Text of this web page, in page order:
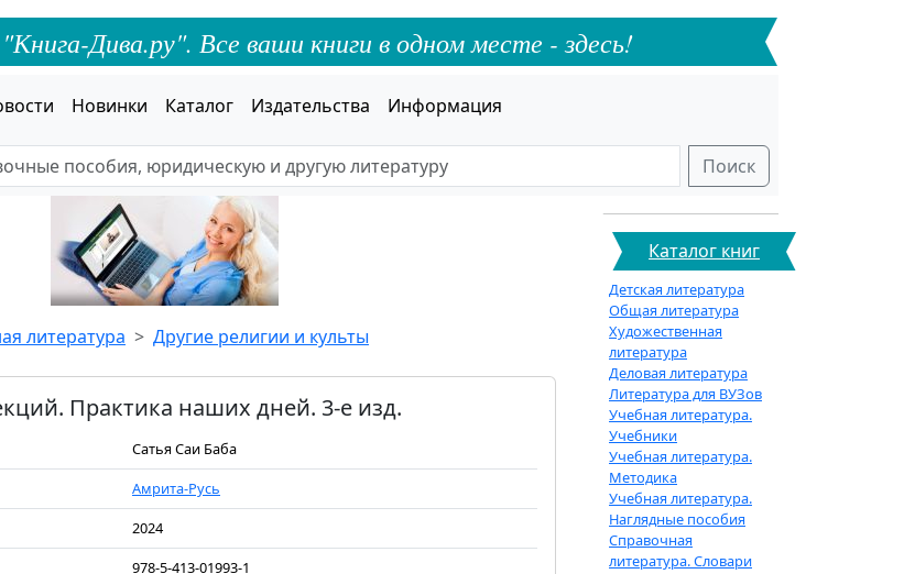
Дива.ру". Все ваши книги в одном месте - здесь!
Новинки Каталог Издательства Информация
Поиск
литература Другие религии и культы
Практика наших дней. 3-е изд.
Сатья Саи Баба
Амрита-Русь
2024
978-5-413-01993-1
Каталог книг
Детская литература
Общая литература
Художественная
литература
Деловая литература
Литература для ВУЗов
Учебная литература.
Учебники
Учебная литература.
Методика
Учебная литература.
Наглядные пособия
Справочная
литература. Словари